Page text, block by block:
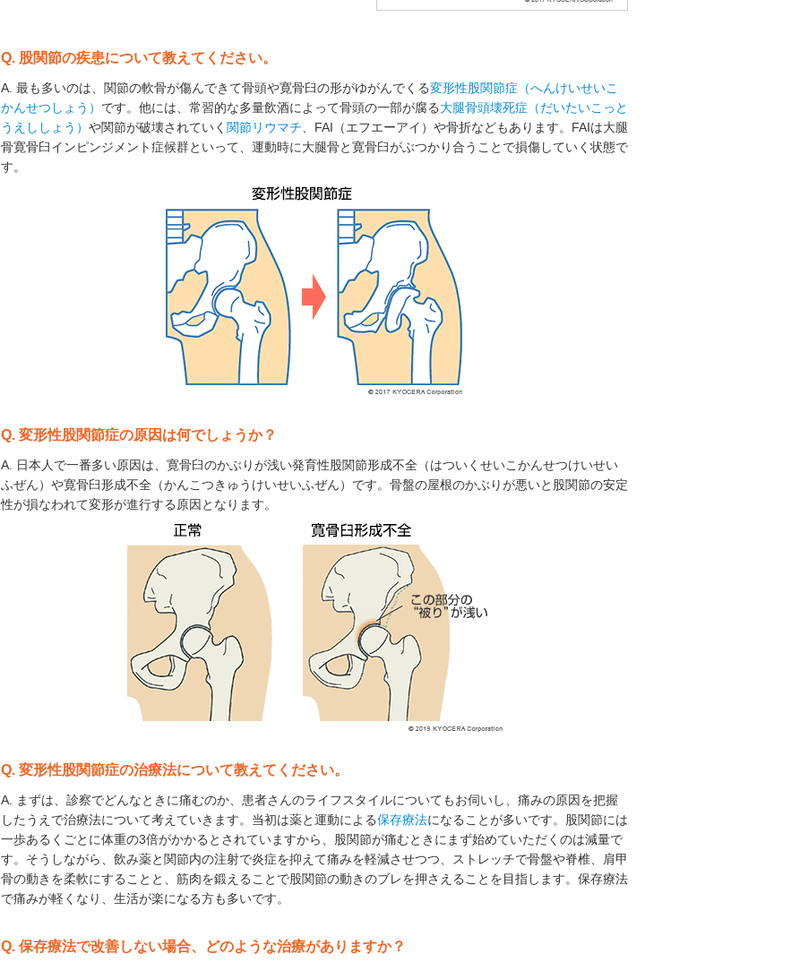
Q. 股関節の疾患について教えてください。
A. 最も多いのは、関節の軟骨が傷んできて骨頭や寛骨臼の形がゆがんでくる変形性股関節症（へんけいせいこ
かんせつしょう） です。他には、常習的な多量飲酒によって骨頭の一部が腐る大腿骨頭壊死症（だいたいこっと
うえししょう） や関節が破壊されていく 関節リウマチ 、FAI（エフエーアイ）や骨折などもあります。FAIは大腿
骨寛骨臼インピンジメント症候群といって、運動時に大腿骨と寛骨臼がぶつかり合うことで損傷していく状態で
す。
Q. 変形性股関節症の原因は何でしょうか？
A. 日本人で一番多い原因は、寛骨臼のかぶりが浅い発育性股関節形成不全（はついくせいこかんせつけいせい
ふぜん）や寛骨臼形成不全（かんこつきゅうけいせいふぜん）です。骨盤の屋根のかぶりが悪いと股関節の安定
性が損なわれて変形が進行する原因となります。
Q. 変形性股関節症の治療法について教えてください。
A. まずは、診察でどんなときに痛むのか、患者さんのライフスタイルについてもお伺いし、痛みの原因を把握
したうえで治療法について考えていきます。当初は薬と運動による保存療法になることが多いです。股関節には
一歩あるくごとに体重の3倍がかかるとされていますから、股関節が痛むときにまず始めていただくのは減量で
す。そうしながら、飲み薬と関節内の注射で炎症を抑えて痛みを軽減させつつ、ストレッチで骨盤や脊椎、肩甲
骨の動きを柔軟にすることと、筋肉を鍛えることで股関節の動きのブレを押さえることを目指します。保存療法
で痛みが軽くなり、生活が楽になる方も多いです。
Q. 保存療法で改善しない場合、どのような治療がありますか？